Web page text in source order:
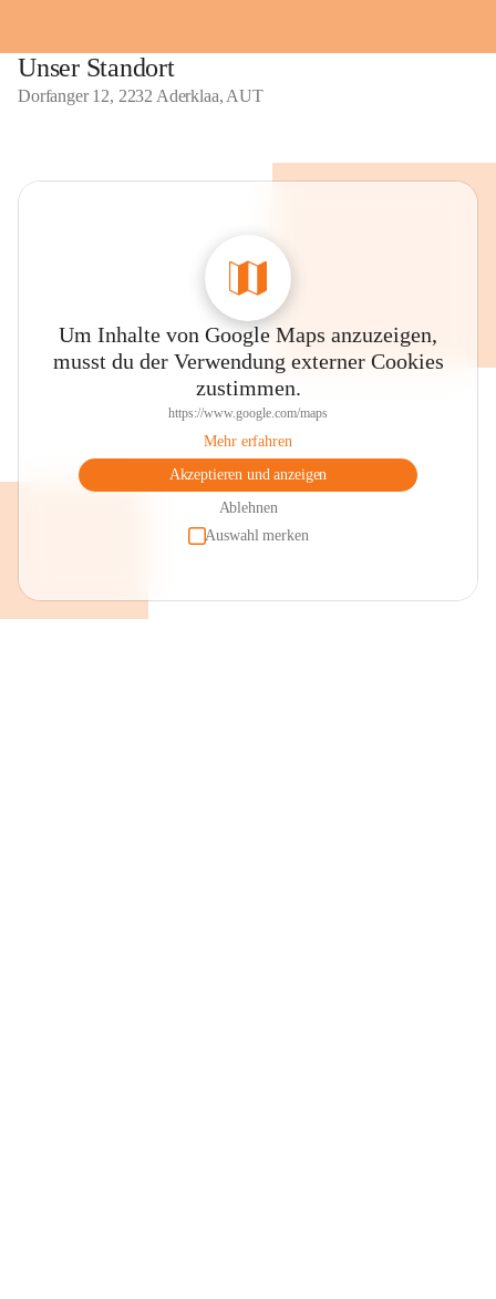
Unser Standort
Dorfanger 12, 2232 Aderklaa, AUT
Um Inhalte von Google Maps anzuzeigen,
musst du der Verwendung externer Cookies
zustimmen.
https://www.google.com/maps
Mehr erfahren
Akzeptieren und anzeigen
Ablehnen
Auswahl merken